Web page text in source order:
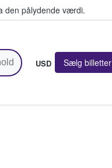
den pålydende værdi.
USD Sælg billetter